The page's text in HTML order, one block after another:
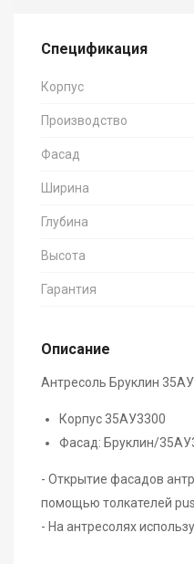
Спецификация
Корпус
Производство
Фасад
Ширина
Глубина
Высота
Гарантия
Описание
Антресоль Бруклин
Корпус 35АУ3300
Фасад: Бруклин/
- Открытие фасадов
помощью толкателей
- На антресолях